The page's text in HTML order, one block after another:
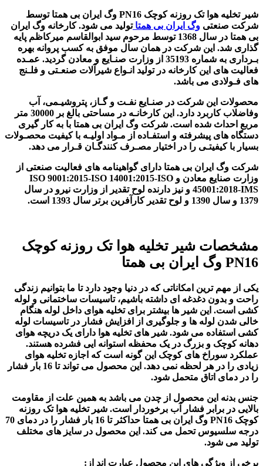
شیر تخلیه هوا تک روزنه کوچک PN16 وگ ایران بی همتا توسط
شرکت صنعتی وگ ایران بی همتا تولید می شود. کارخانه وگ ایران
بی همتا در سال 1368 توسط مرحوم سید ابوالقاسم میرکاظم پایه
گذاری شد. این شرکت در همان سال موفق به کسب پروانه بهره
بـرداری به شماره 35193 از وزارت صنـایع و معادن گردید. عمـده
فعالیت های این کارخانه در تولید انـواع شیرآلات صنعـتی و فلـنج
های فـولادی می باشد.
محصولات این شرکت در صنـایع نفـت و گـاز، پتروشیـمی، آب
وفاضلاب کاربرد دارد. این کارخانـه در مساحتی بالغ بر 30000 متر
مربع احداث شده است. شرکت وگ ایران بی همتا با به کار گیری
دستگاه های پیشرفته و استفـاده از مـواد اولیـه با کیفیت محصـولات
بسیار با کیفیتـی را در اختیار مصـرف کنندگـان قـرار می دهد.
شرکت وگ ایران بی همتا دارای گواهینامه های فعالیت صنعتی از
وزارت صنایع معادن و ISO 9001:2015-ISO 14001:2015-ISO
45001:2018-IMS و نیز دارنده لوح تقدیر از وزارت نیرو در سال
1379 و سال 1390 و لوح تقدیر کارآفرین برتر سال 1393 است.
مشخصات شیر تخلیه هوا تک روزنه کوچک
PN16 وگ ایران بی همتا
یکی از مهم ترین امکاناتی که در دنیا وجود دارد تا ما بتوانیم زندگی
راحت و بدون دغدغه ای داشته باشیم، تاسیسات ساختمانی و لوله
کشی است. این شیر ها بیشتر برای تخلیه هوای داخل لوله هنگام
خالی شدن لوله ها و جلوگیری از افزایش فشار در تاسیسات لوله
کشی استفاده می شود. شیر های تخلیه هوا دارای یک دریچه هوای
دهانه کوچک و بزرگ در یک محفظه استوانه ایی فشرده هستند.
عملکرد سوراخ های کوچک این گونه است که اجازه تخلیه هوای
زیادی را در هر لحظه نمی دهد. این محصول می تواند تا 16 بار فشار
را در دمای اتاق متحمل شود.
جنس بدنه این محصول از چدن می باشد به همین علت از مقاومت
بالایی در برابر فشار آب برخوردار است. شیر تخلیه هوا تک روزنه
کوچک PN16 وگ ایران بی همتا
حداکثر تا 16 بار فشار را در دمای 70
درجه سلسیوس تحمل می کند. این محصول در سایز های مختلف
تولید می شود.
برخی از ویژگی های این محصول عبارت اند از: